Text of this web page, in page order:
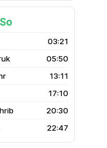
03:21
05:50
13:11
17:10
20:30
22:47